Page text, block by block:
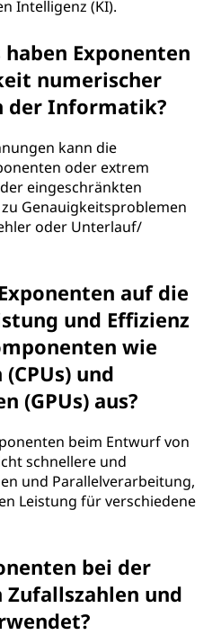
Intelligenz (KI).
Exponenten
numerischer
der Informatik?
kann die
oder extrem
eingeschränkten
Genauigkeitsproblemen
oder Unterlauf/
auf die
und Effizienz
wie
und
(GPUs) aus?
beim Entwurf von
schnellere und
und Parallelverarbeitung,
Leistung für verschiedene
bei der
und